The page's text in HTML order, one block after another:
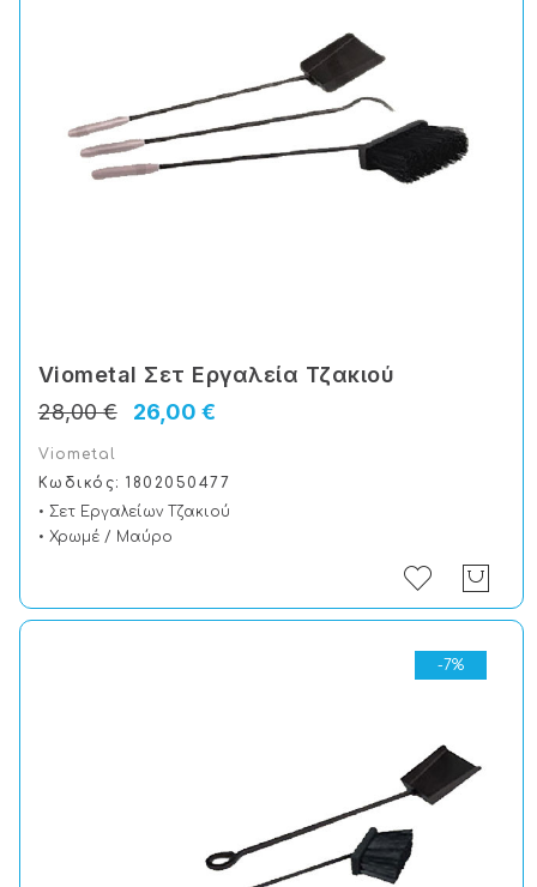
Viometal Σετ Εργαλεία Τζακιού
26,00 €
28,00 €
Viometal
Κωδικός: 1802050477
• Σετ Εργαλείων Τζακιού
• Χρωμέ / Μαύρο
-7%